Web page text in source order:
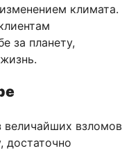
климата.
за планету,
величайших взломов
достаточно